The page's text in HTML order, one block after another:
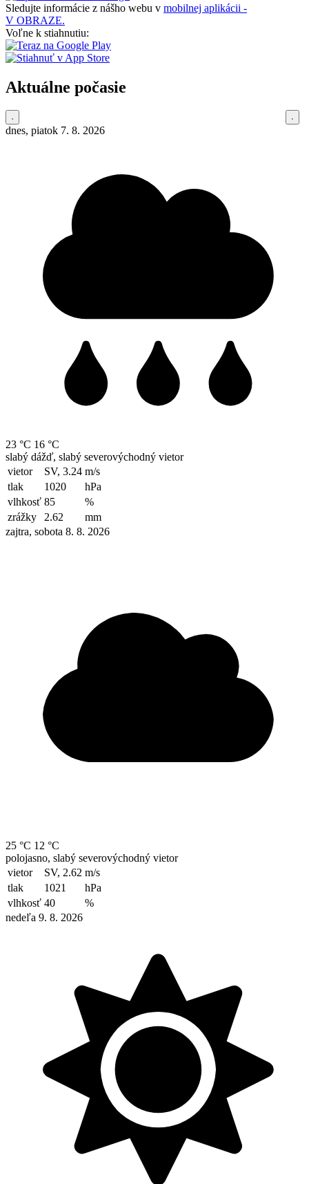
Sledujte informácie z nášho webu v mobilnej aplikácii -
V OBRAZE.
Voľne k stiahnutiu:
Aktuálne počasie
dnes, piatok 7. 8. 2026
23 °C 16 °C
slabý dážď, slabý severovýchodný vietor
vietor
SV, 3.24 m/s
tlak
1020
hPa
vlhkosť 85
%
zrážky
2.62
mm
zajtra, sobota 8. 8. 2026
25 °C 12 °C
polojasno, slabý severovýchodný vietor
vietor
SV, 2.62 m/s
tlak
1021
hPa
vlhkosť 40
%
nedeľa 9. 8. 2026